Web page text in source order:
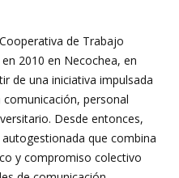
de Trabajo
2010 en Necochea, en
de una iniciativa impulsada
personal
Desde entonces,
que combina
y compromiso colectivo